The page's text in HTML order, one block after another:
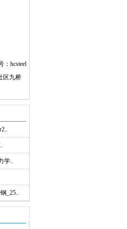
：hcsteel
区九桥
学..
_25..